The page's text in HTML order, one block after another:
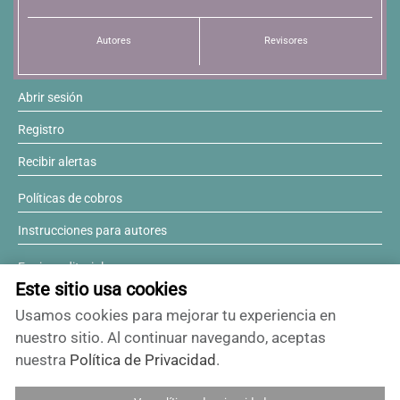
Resúmenes de congresos
Noticias
Este sitio usa cookies
Usamos cookies para mejorar tu experiencia en
nuestro sitio. Al continuar navegando, aceptas
nuestra Política de Privacidad.
Autores Revisores
Abrir sesión
Registro
Recibir alertas
Políticas de cobros
Instrucciones para autores
Equipo editorial
Comité editorial
¿Desea ser revisor?
Contactos y soporte